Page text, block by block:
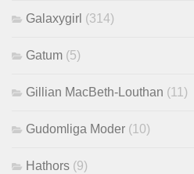
Galaxygirl (314)
Gatum (5)
Gillian MacBeth-Louthan (11)
Gudomliga Moder (10)
Hathors (9)